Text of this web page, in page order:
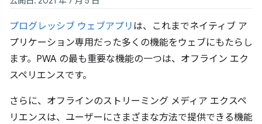
プログレッシブ ウェブアプリ は、これまでネイティブ ア
プリケーション専用だった多くの機能をウェブにもたらし
ます。PWA の最も重要な機能の一つは、オフライン エク
スペリエンスです。
さらに、オフラインのストリーミング メディア エクスペ
リエンスは、ユーザーにさまざまな方法で提供できる機能